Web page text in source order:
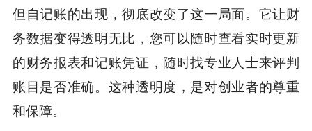
但自记账的出现，彻底改变了这一局面。它让财
务数据变得透明无比，您可以随时查看实时更新
的财务报表和记账凭证，随时找专业人士来评判
账目是否准确。这种透明度，是对创业者的尊重
和保障。